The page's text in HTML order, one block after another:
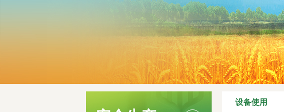
设备使用